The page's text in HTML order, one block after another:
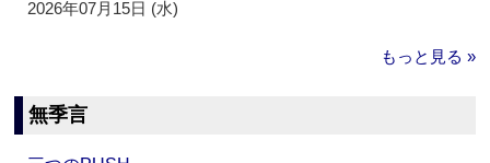
2026年07月15日 (水)
もっと見る »
無季言